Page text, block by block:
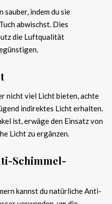
indem du sie
abwischst. Dies
die Luftqualität
nicht viel Licht bieten, achte
indirektes Licht erhalten.
ist, erwäge den Einsatz von
Licht zu ergänzen.
Schimmel-
kannst du natürliche Anti-